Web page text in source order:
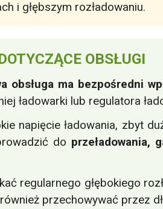
i głębszym rozładowaniu.
OBSŁUGI
obsługa ma bezpośredni
ładowarki lub regulatora
napięcie ładowania, zbyt
do przeładowania,
regularnego głębokiego
przechowywać przez